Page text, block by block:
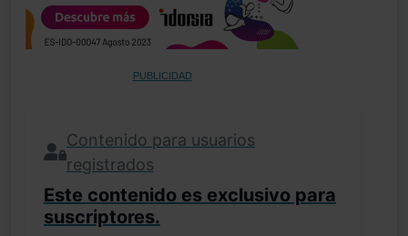
PUBLICIDAD
Contenido para usuarios
registrados
Este contenido es exclusivo para
suscriptores.